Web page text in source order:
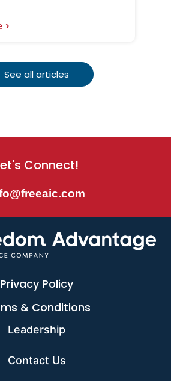
>
See all articles
Connect!
Privacy Policy
& Conditions
Leadership
Contact Us